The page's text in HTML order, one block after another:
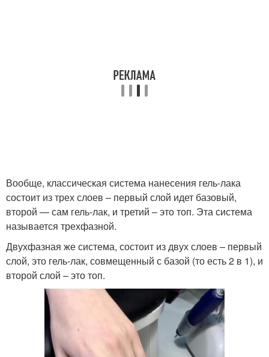
Вообще, классическая система нанесения гель-лака
состоит из трех слоев – первый слой идет базовый,
второй — сам гель-лак, и третий – это топ. Эта система
называется трехфазной.
Двухфазная же система, состоит из двух слоев – первый
слой, это гель-лак, совмещенный с базой (то есть 2 в 1), и
второй слой – это топ.